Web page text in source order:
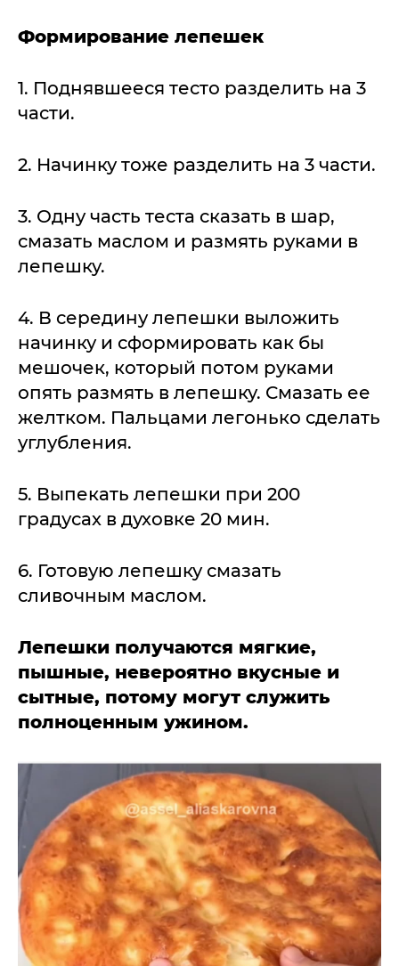
Формирование лепешек
1. Поднявшееся тесто разделить на 3
части.
2. Начинку тоже разделить на 3 части.
3. Одну часть теста сказать в шар,
смазать маслом и размять руками в
лепешку.
4. В середину лепешки выложить
начинку и сформировать как бы
мешочек, который потом руками
опять размять в лепешку. Смазать ее
желтком. Пальцами легонько сделать
углубления.
5. Выпекать лепешки при 200
градусах в духовке 20 мин.
6. Готовую лепешку смазать
сливочным маслом.
Лепешки получаются мягкие,
пышные, невероятно вкусные и
сытные, потому могут служить
полноценным ужином.